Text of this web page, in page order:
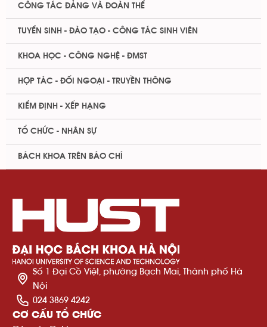
CÔNG TÁC ĐẢNG VÀ ĐOÀN THỂ
TUYỂN SINH - ĐÀO TẠO - CÔNG TÁC SINH VIÊN
KHOA HỌC - CÔNG NGHỆ - ĐMST
HỢP TÁC - ĐỐI NGOẠI - TRUYỀN THÔNG
KIỂM ĐỊNH - XẾP HẠNG
TỔ CHỨC - NHÂN SỰ
BÁCH KHOA TRÊN BÁO CHÍ
Số 1 Đại Cồ Việt, phường Bạch Mai, Thành phố Hà
Nội
024 3869 4242
CƠ CẤU TỔ CHỨC